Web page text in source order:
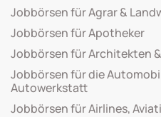
Jobbörsen für Agrar &
Jobbörsen für Apotheker
Jobbörsen für Architekten
Jobbörsen für die
Autowerkstatt
Jobbörsen für Airlines,